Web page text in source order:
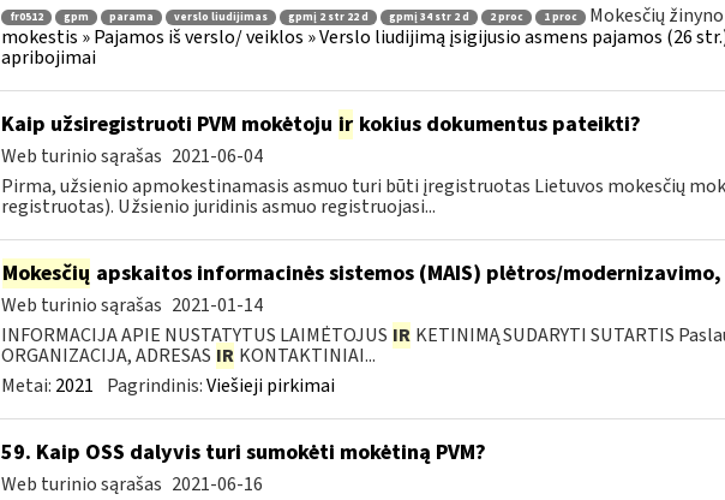
fr0512 gpm parama verslo liudijimas gpmį 2 str 22 d gpmį 34 str 2 d 2 proc 1 proc Mokesčių
mokestis » Pajamos iš verslo/ veiklos » Verslo liudijimą įsigijusio asmens pajamos (26
apribojimai
Kaip užsiregistruoti PVM mokėtoju irkokius dokumentus pateikti?
Web turinio sąrašas 2021-06-04
Pirma, užsienio apmokestinamasis asmuo turi būti įregistruotas Lietuvos mokesčių
registruotas). Užsienio juridinis asmuo registruojasi...
Mokesčių apskaitos informacinės sistemos (MAIS) plėtros/
Web turinio sąrašas 2021-01-14
INFORMACIJA APIE NUSTATYTUS LAIMĖTOJUS IR KETINIMĄ SUDARYTI SUTARTIS
ORGANIZACIJA, ADRESAS IR KONTAKTINIAI...
Metai: 2021 Pagrindinis:Viešieji pirkimai
59. Kaip OSS dalyvis turi sumokėti mokėtiną PVM?
Web turinio sąrašas 2021-06-16